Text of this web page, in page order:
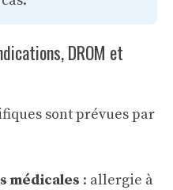
DROM et
sont prévues par
médicales : allergie à